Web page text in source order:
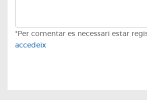
*Per comentar es necessari estar
accedeix